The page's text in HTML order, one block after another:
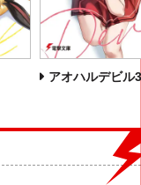
アオハルデビル3